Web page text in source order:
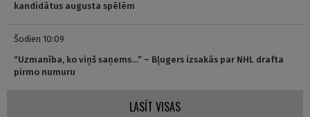
kandidātus augusta spēlēm
Šodien 10:09
“Uzmanība, ko viņš saņems…” – Bļugers izsakās par NHL drafta
pirmo numuru
LASĪT VISAS